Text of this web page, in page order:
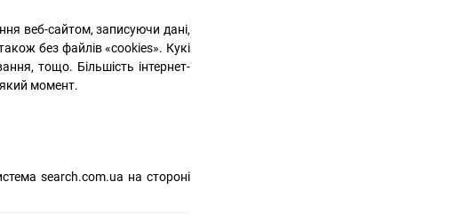
веб-сайтом, записуючи дані,
без файлів «cookies». Кукі
тощо. Більшість інтернет-
момент.
search.com.ua на стороні